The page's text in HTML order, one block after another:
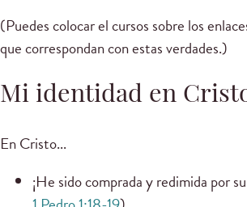
(Puedes colocar el cursos sobre los
que correspondan con estas verdades.)
Mi identidad en
En Cristo...
¡He sido comprada y redimida por